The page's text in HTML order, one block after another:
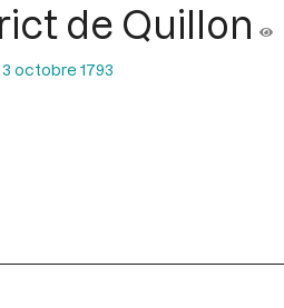
de Quillon
octobre 1793